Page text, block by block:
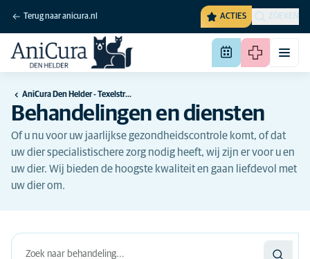
Terug naar anicura.nl ACTIES ZOEKEN
AniCura Den Helder - Texelstroomlaan
Behandelingen en diensten
Of u nu voor uw jaarlijkse gezondheidscontrole komt, of dat
uw dier specialistischere zorg nodig heeft, wij zijn er voor u en
uw dier. Wij bieden de hoogste kwaliteit en gaan liefdevol met
uw dier om.